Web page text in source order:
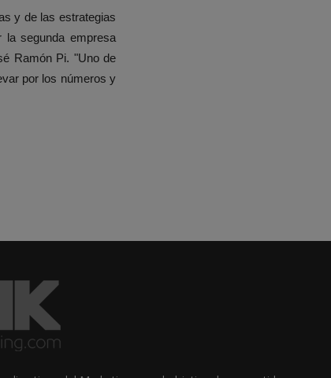
y de las estrategias
la segunda empresa
Ramón Pi. "Uno de
por los números y